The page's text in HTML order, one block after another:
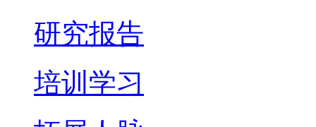
研究报告
培训学习